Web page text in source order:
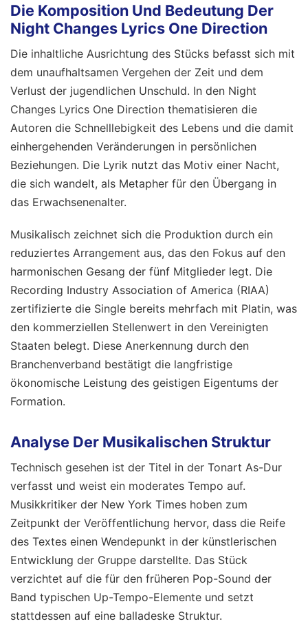
Die Komposition Und Bedeutung Der
Night Changes Lyrics One Direction
Die inhaltliche Ausrichtung des Stücks befasst sich mit
dem unaufhaltsamen Vergehen der Zeit und dem
Verlust der jugendlichen Unschuld. In den Night
Changes Lyrics One Direction thematisieren die
Autoren die Schnelllebigkeit des Lebens und die damit
einhergehenden Veränderungen in persönlichen
Beziehungen. Die Lyrik nutzt das Motiv einer Nacht,
die sich wandelt, als Metapher für den Übergang in
das Erwachsenenalter.
Musikalisch zeichnet sich die Produktion durch ein
reduziertes Arrangement aus, das den Fokus auf den
harmonischen Gesang der fünf Mitglieder legt. Die
Recording Industry Association of America (RIAA)
zertifizierte die Single bereits mehrfach mit Platin, was
den kommerziellen Stellenwert in den Vereinigten
Staaten belegt. Diese Anerkennung durch den
Branchenverband bestätigt die langfristige
ökonomische Leistung des geistigen Eigentums der
Formation.
Analyse Der Musikalischen Struktur
Technisch gesehen ist der Titel in der Tonart As-Dur
verfasst und weist ein moderates Tempo auf.
Musikkritiker der New York Times hoben zum
Zeitpunkt der Veröffentlichung hervor, dass die Reife
des Textes einen Wendepunkt in der künstlerischen
Entwicklung der Gruppe darstellte. Das Stück
verzichtet auf die für den früheren Pop-Sound der
Band typischen Up-Tempo-Elemente und setzt
stattdessen auf eine balladeske Struktur.